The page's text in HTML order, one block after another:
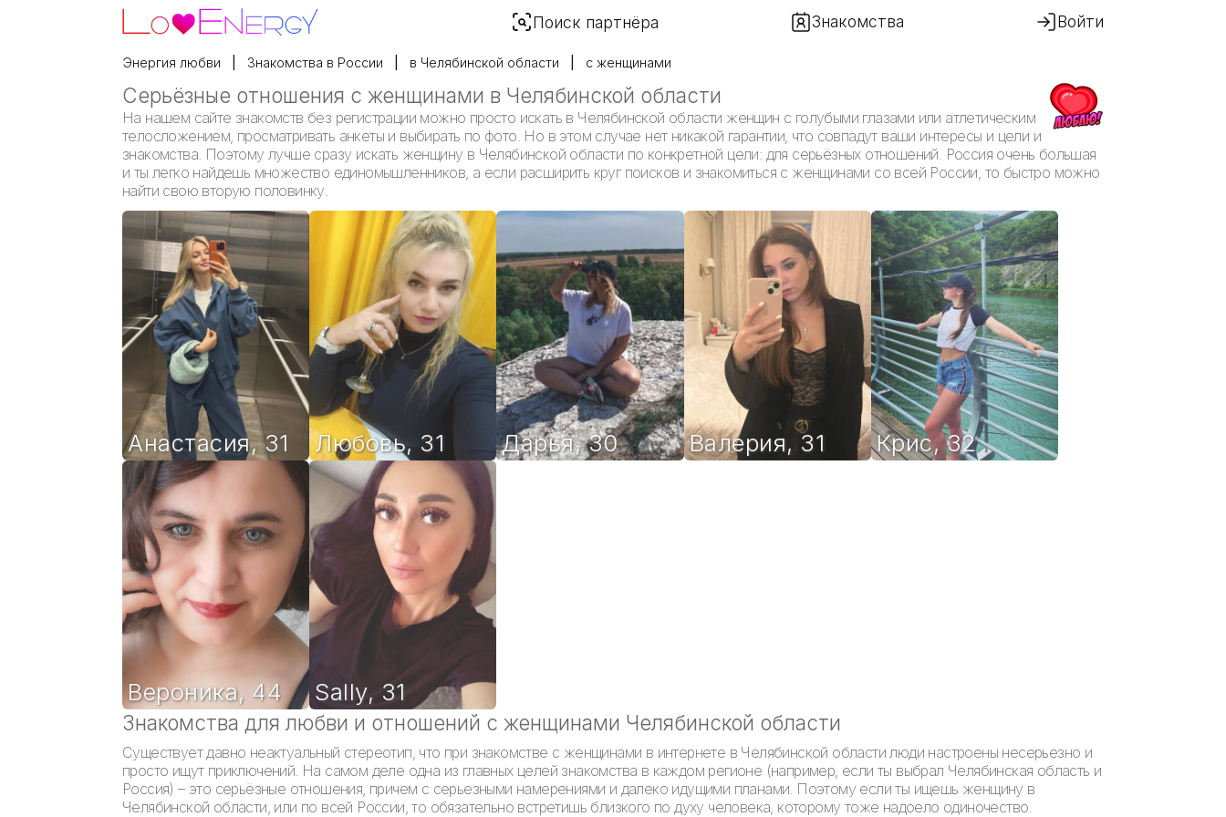
Поиск партнёра Знакомства Войти
Энергия любви Знакомства в России в Челябинской области с женщинами
Серьёзные отношения с женщинами в Челябинской области
На нашем сайте знакомств без регистрации можно просто искать в Челябинской области женщин с голубыми глазами или атлетическим
телосложением, просматривать анкеты и выбирать по фото. Но в этом случае нет никакой гарантии, что совпадут ваши интересы и цели и
знакомства. Поэтому лучше сразу искать женщину в Челябинской области по конкретной цели: для серьёзных отношений. Россия очень большая
и ты легко найдешь множество единомышленников, а если расширить круг поисков и знакомиться с женщинами со всей России, то быстро можно
найти свою вторую половинку.
Анастасия,31 Любовь, 31 Дарья,30 Валерия,31 Крис,32
Вероника, 44 Sally, 31
Знакомства для любви и отношений с женщинами Челябинской области
Существует давно неактуальный стереотип, что при знакомстве с женщинами в интернете в Челябинской области люди настроены несерьезно и
просто ищут приключений. На самом деле одна из главных целей знакомства в каждом регионе (например, если ты выбрал Челябинская область и
Россия) – это серьёзные отношения, причем с серьезными намерениями и далеко идущими планами. Поэтому если ты ищешь женщину в
Челябинской области, или по всей России, то обязательно встретишь близкого по духу человека, которому тоже надоело одиночество.